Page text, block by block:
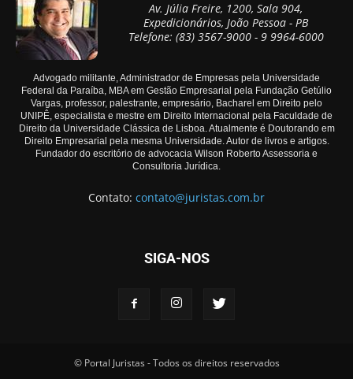
Av. Júlia Freire, 1200, Sala 904,
Expedicionários, João Pessoa - PB
Telefone: (83) 3567-9000 - 9 9964-6000
Advogado militante, Administrador de Empresas pela Universidade
Federal da Paraíba, MBA em Gestão Empresarial pela Fundação Getúlio
Vargas, professor, palestrante, empresário, Bacharel em Direito pelo
UNIPÊ, especialista e mestre em Direito Internacional pela Faculdade de
Direito da Universidade Clássica de Lisboa. Atualmente é Doutorando em
Direito Empresarial pela mesma Universidade. Autor de livros e artigos.
Fundador do escritório de advocacia Wilson Roberto Assessoria e
Consultoria Jurídica.
Contato: contato@juristas.com.br
SIGA-NOS
© Portal Juristas - Todos os direitos reservados